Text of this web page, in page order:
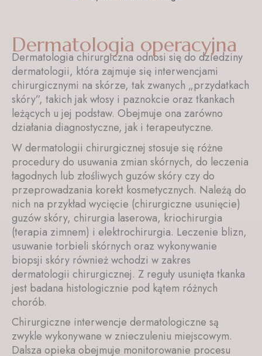
Dermatologia operacyjna
Dermatologia chirurgiczna odnosi się do dziedziny
dermatologii, która zajmuje się interwencjami
chirurgicznymi na skórze, tak zwanych „przydatkach
skóry”, takich jak włosy i paznokcie oraz tkankach
leżących u jej podstaw. Obejmuje ona zarówno
działania diagnostyczne, jak i terapeutyczne.
W dermatologii chirurgicznej stosuje się różne
procedury do usuwania zmian skórnych, do leczenia
łagodnych lub złośliwych guzów skóry czy do
przeprowadzania korekt kosmetycznych. Należą do
nich na przykład wycięcie (chirurgiczne usunięcie)
guzów skóry, chirurgia laserowa, kriochirurgia
(terapia zimnem) i elektrochirurgia. Leczenie blizn,
usuwanie torbieli skórnych oraz wykonywanie
biopsji skóry również wchodzi w zakres
dermatologii chirurgicznej. Z reguły usunięta tkanka
jest badana histologicznie pod kątem różnych
chorób.
Chirurgiczne interwencje dermatologiczne są
zwykle wykonywane w znieczuleniu miejscowym.
Dalsza opieka obejmuje monitorowanie procesu